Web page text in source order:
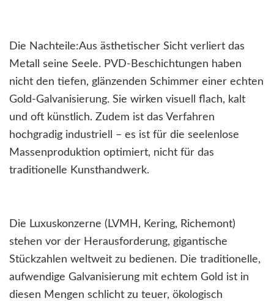
Die Nachteile:Aus ästhetischer Sicht verliert das
Metall seine Seele. PVD-Beschichtungen haben
nicht den tiefen, glänzenden Schimmer einer echten
Gold-Galvanisierung. Sie wirken visuell flach, kalt
und oft künstlich. Zudem ist das Verfahren
hochgradig industriell – es ist für die seelenlose
Massenproduktion optimiert, nicht für das
traditionelle Kunsthandwerk.
Die Luxuskonzerne (LVMH, Kering, Richemont)
stehen vor der Herausforderung, gigantische
Stückzahlen weltweit zu bedienen. Die traditionelle,
aufwendige Galvanisierung mit echtem Gold ist in
diesen Mengen schlicht zu teuer, ökologisch